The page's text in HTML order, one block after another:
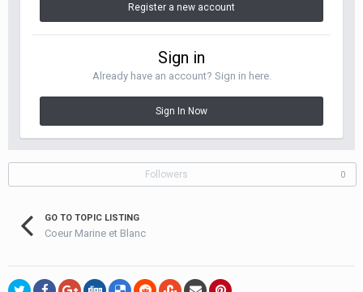
Register a new account
Sign in
Already have an account? Sign in here.
Sign In Now
Followers 0
GO TO TOPIC LISTING
Coeur Marine et Blanc